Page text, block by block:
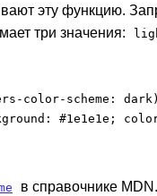
эту функцию.
три значения:
color-scheme:
#1e1e1e;
в справочнике MDN.